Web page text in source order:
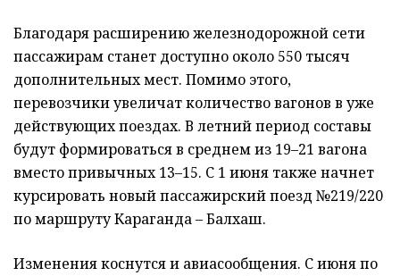
Благодаря расширению железнодорожной сети
пассажирам станет доступно около 550 тысяч
дополнительных мест. Помимо этого,
перевозчики увеличат количество вагонов в уже
действующих поездах. В летний период составы
будут формироваться в среднем из 19–21 вагона
вместо привычных 13–15. С 1 июня также начнет
курсировать новый пассажирский поезд №219/220
по маршруту Караганда – Балхаш.
Изменения коснутся и авиасообщения. С июня по